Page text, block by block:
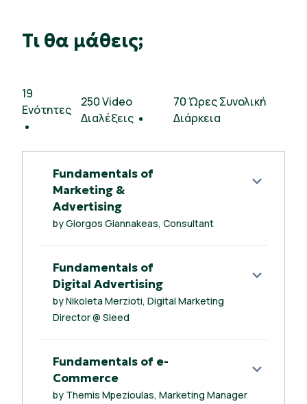
Τι θα μάθεις;
19
Ενότητες
250 Video
Διαλέξεις
70 Ώρες Συνολική
Διάρκεια
Fundamentals of
Marketing &
Advertising
by Giorgos Giannakeas, Consultant
Fundamentals of
Digital Advertising
by Nikoleta Merzioti, Digital Marketing
Director @ Sleed
Fundamentals of e-
Commerce
by Themis Mpezioulas, Marketing Manager